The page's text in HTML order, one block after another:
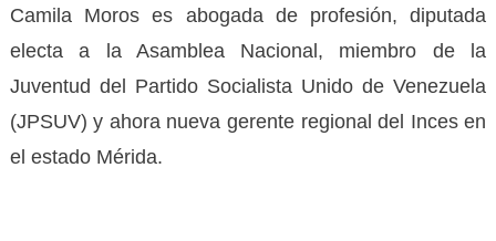
Camila Moros es abogada de profesión, diputada
electa a la Asamblea Nacional, miembro de la
Juventud del Partido Socialista Unido de Venezuela
(JPSUV) y ahora nueva gerente regional del Inces en
el estado Mérida.